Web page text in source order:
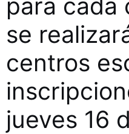
para cada
se
centros
jueves 16